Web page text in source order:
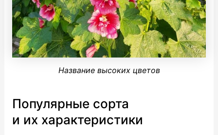
Название высоких цветов
Популярные сорта
и их характеристики